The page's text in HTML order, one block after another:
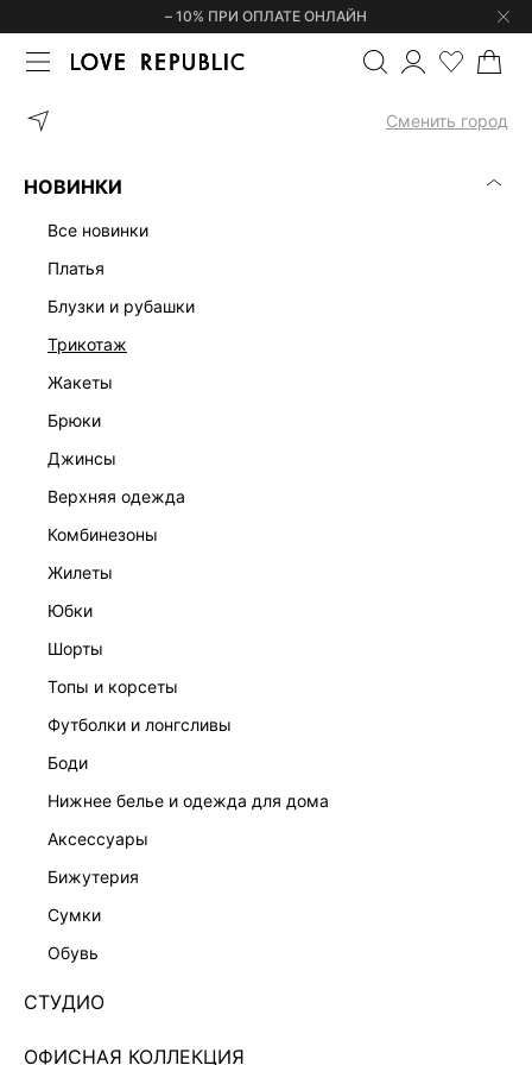
– 10% ПРИ ОПЛАТЕ ОНЛАЙН
Сменить город
НОВИНКИ
все новинки
платья
блузки и рубашки
трикотаж
жакеты
брюки
джинсы
верхняя одежда
комбинезоны
жилеты
юбки
шорты
топы и корсеты
футболки и лонгсливы
боди
нижнее белье и одежда для дома
аксессуары
бижутерия
сумки
обувь
СТУДИО
ОФИСНАЯ КОЛЛЕКЦИЯ
ГЛАВНАЯ ГЕОМЕТРИЧНЫЕ СЕРЬГИ С
Нет в наличии
ЦВЕТ:ЧЕРНЫЙ